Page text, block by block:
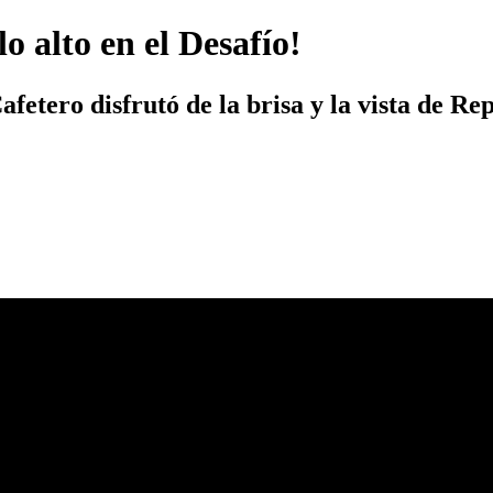
alto en el Desafío!
disfrutó de la brisa y la vista de